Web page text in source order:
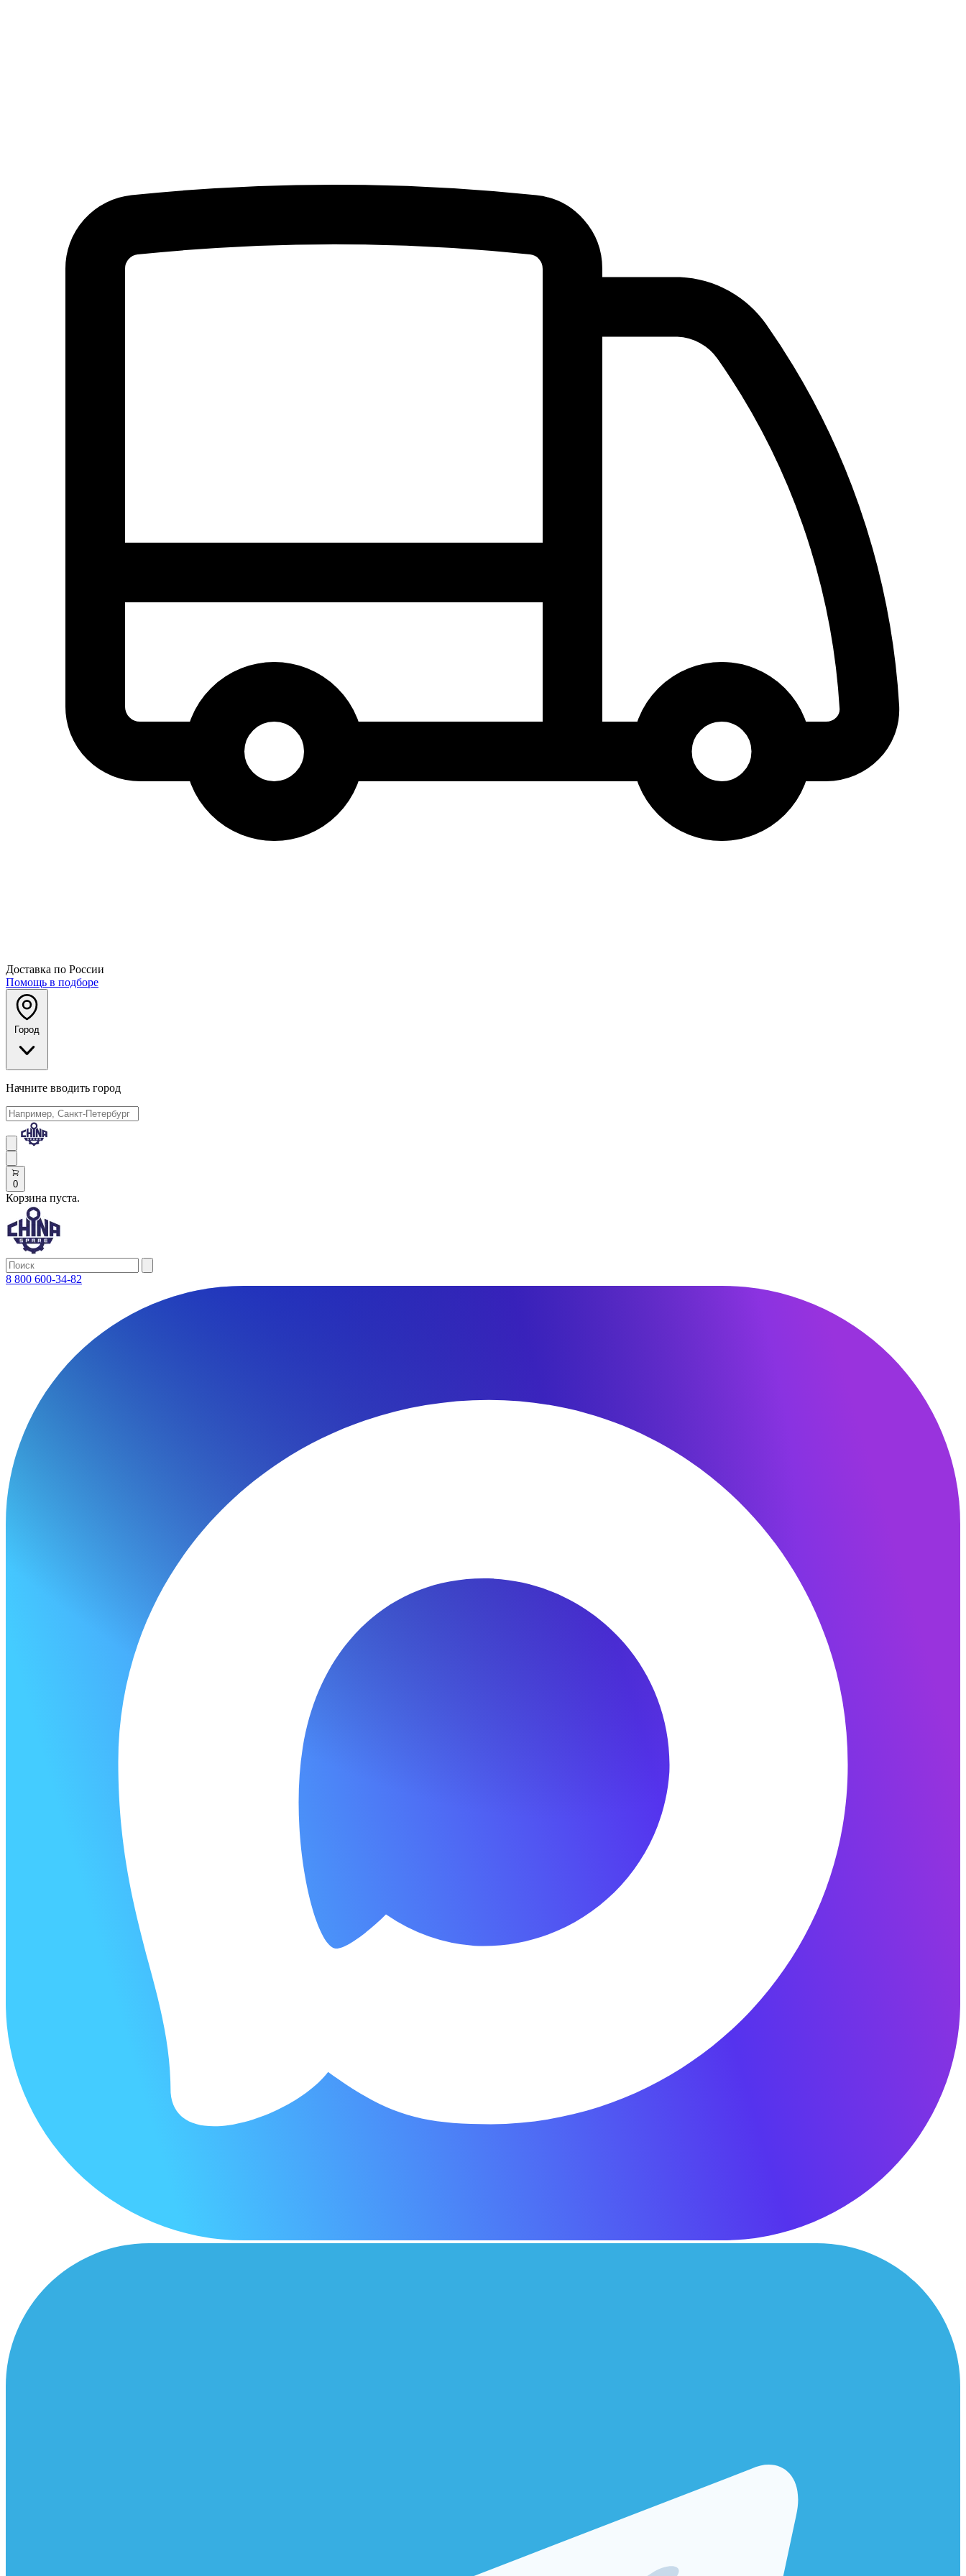
Доставка по России
Помощь в подборе
Город
Начните вводить город
0
Корзина пуста.
8 800 600-34-82